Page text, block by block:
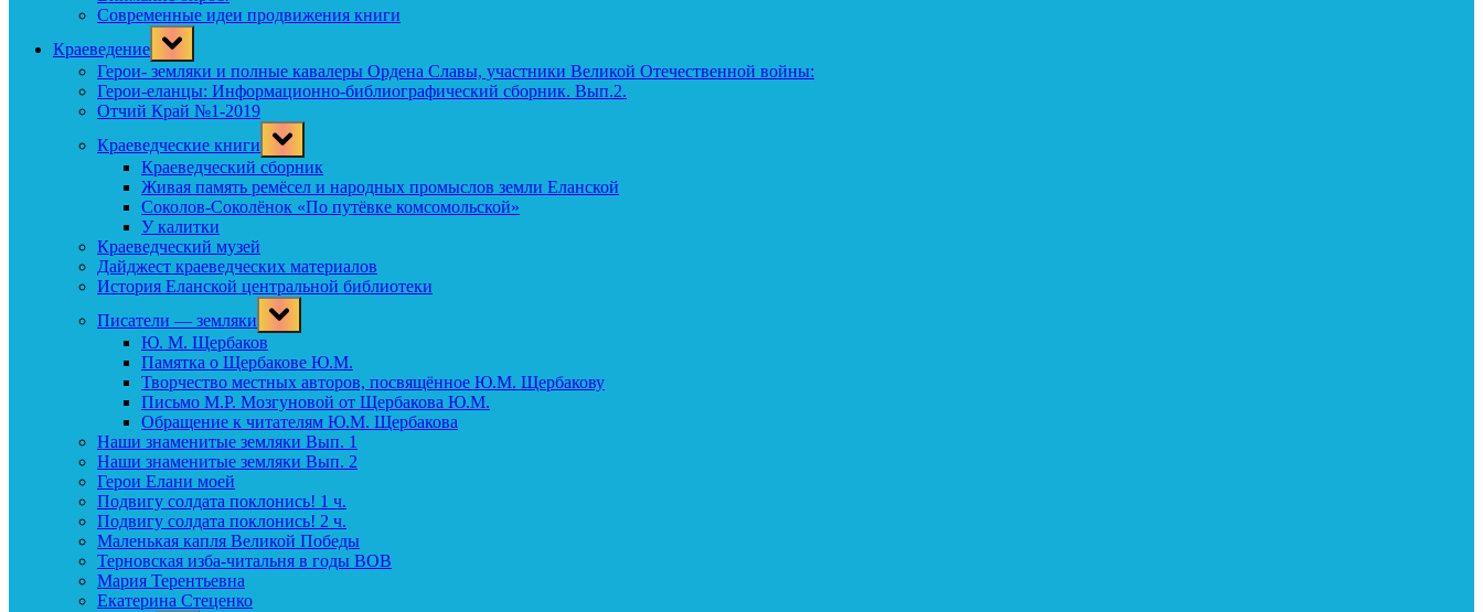
Современные идеи продвижения книги
Краеведение
Toggle
sub-
menu
Герои- земляки и полные кавалеры Ордена Славы, участники Великой Отечественной войны:
Герои-еланцы: Информационно-библиографический сборник. Вып.2.
Отчий Край №1-2019
Краеведческие книги
Toggle
sub-
menu
Краеведческий сборник
Живая память ремёсел и народных промыслов земли Еланской
Соколов-Соколёнок «По путёвке комсомольской»
У калитки
Краеведческий музей
Дайджест краеведческих материалов
История Еланской центральной библиотеки
Писатели — земляки
Toggle
sub-
menu
Ю. М. Щербаков
Памятка о Щербакове Ю.М.
Творчество местных авторов, посвящённое Ю.М. Щербакову
Письмо М.Р. Мозгуновой от Щербакова Ю.М.
Обращение к читателям Ю.М. Щербакова
Наши знаменитые земляки Вып. 1
Наши знаменитые земляки Вып. 2
Герои Елани моей
Подвигу солдата поклонись! 1 ч.
Подвигу солдата поклонись! 2 ч.
Маленькая капля Великой Победы
Терновская изба-читальня в годы ВОВ
Мария Терентьевна
Екатерина Стеценко